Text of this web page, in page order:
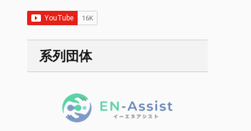
系列団体